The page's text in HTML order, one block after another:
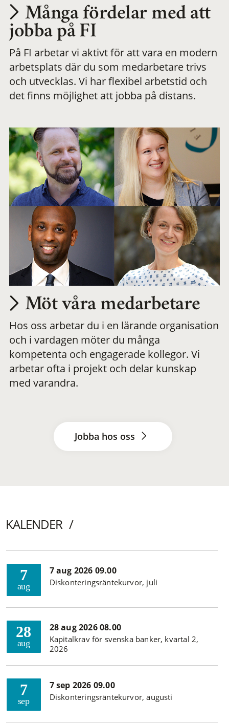
Utvecklas på en
meningsfull och
flexibel
Många fördelar med att
jobba på FI
På FI arbetar vi aktivt för att vara en modern
arbetsplats där du som medarbetare trivs
och utvecklas. Vi har flexibel arbetstid och
det finns möjlighet att jobba på distans.
Möt våra medarbetare
Hos oss arbetar du i en lärande organisation
och i vardagen möter du många
kompetenta och engagerade kollegor. Vi
arbetar ofta i projekt och delar kunskap
med varandra.
Jobba hos oss
KALENDER
7
aug
7 aug 2026 09.00
Diskonteringsräntekurvor, juli
28
aug
28 aug 2026 08.00
Kapitalkrav för svenska banker, kvartal 2,
2026
7
sep
7 sep 2026 09.00
Diskonteringsräntekurvor, augusti